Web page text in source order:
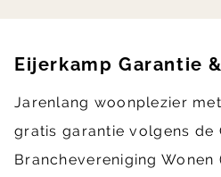
Eijerkamp Garantie
Jarenlang woonplezier
gratis garantie volgens de
Branchevereniging Wonen